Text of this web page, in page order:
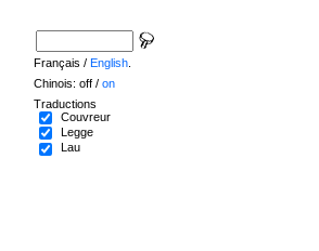
Français / English
Chinois: off / on
Traductions
Couvreur
Legge
Lau